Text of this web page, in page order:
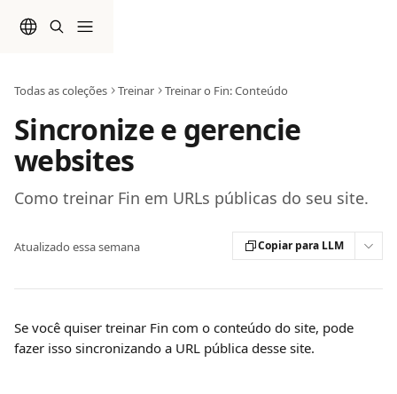
Todas as coleções Treinar Treinar o Fin: Conteúdo
Sincronize e gerencie
websites
Como treinar Fin em URLs públicas do seu site.
Atualizado essa semana Copiar para LLM
Se você quiser treinar Fin com o conteúdo do site, pode
fazer isso sincronizando a URL pública desse site.